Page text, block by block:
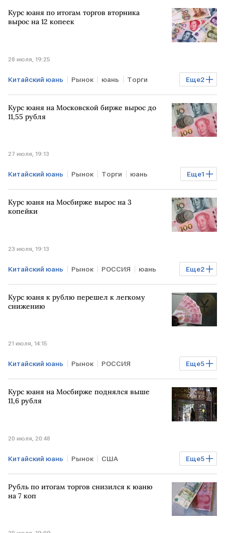
Курс юаня по итогам торгов вторника
вырос на 12 копеек
28 июля, 19:25
Еще2
Китайский юань Рынок юань Торги
валюта рубль
Курс юаня на Московской бирже вырос до
11,55 рубля
27 июля, 19:13
Еще1
Китайский юань Рынок Торги юань
валюта
Курс юаня на Мосбирже вырос на 3
копейки
23 июля, 19:13
Еще2
Китайский юань Рынок РОССИЯ юань
Торги валюта
Курс юаня к рублю перешел к легкому
снижению
21 июля, 14:15
Еще5
Китайский юань Рынок РОССИЯ
Богдан Зварич ПСБ юань Торги валюта
Курс юаня на Мосбирже поднялся выше
11,6 рубля
20 июля, 20:48
Еще5
Китайский юань Рынок США
"БКС Мир инвестиций" юань рубль
валюта
Рубль по итогам торгов снизился к юаню
на 7 коп